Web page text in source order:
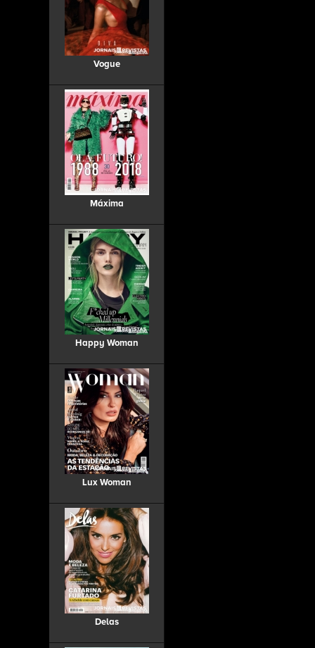
Vogue
Máxima
Happy Woman
Lux Woman
Delas